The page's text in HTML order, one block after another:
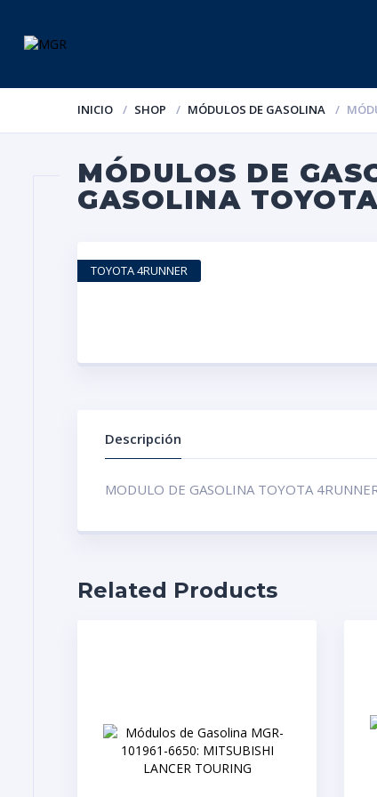
INICIO SHOP MÓDULOS DE GASOLINA
MÓDULOS DE
GASOLINA
TOYOTA 4RUNNER
Descripción
MODULO DE GASOLINA TOYOTA
Related Products